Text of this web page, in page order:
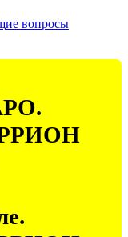
вопросы